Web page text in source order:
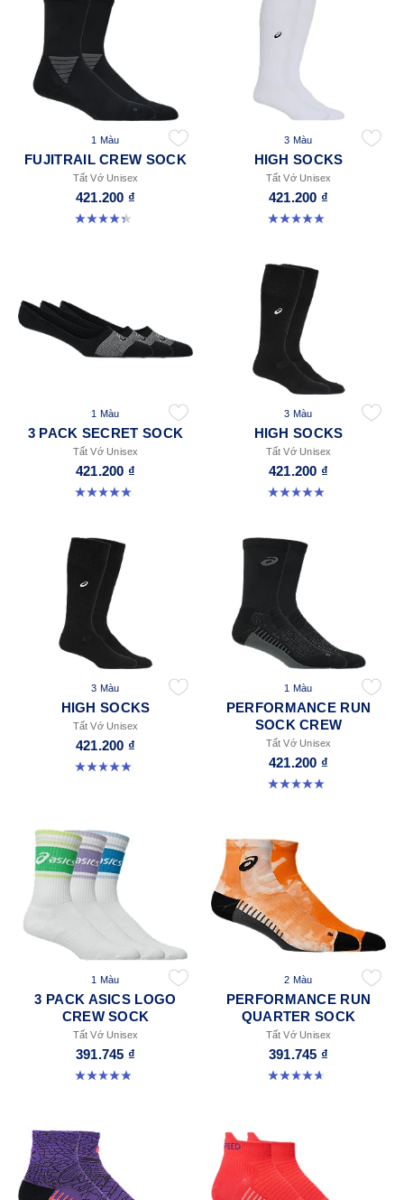
1 Màu
FUJITRAIL CREW SOCK
Tất Vớ Unisex
421.200 ₫
4.3 trong số 5 sao. 12 đánh giá
3 Màu
HIGH SOCKS
Tất Vớ Unisex
421.200 ₫
5.0 trong số 5 sao. 2 đánh giá
1 Màu
3 PACK SECRET SOCK
Tất Vớ Unisex
421.200 ₫
5.0 trong số 5 sao. 2 đánh giá
3 Màu
HIGH SOCKS
Tất Vớ Unisex
421.200 ₫
5.0 trong số 5 sao. 2 đánh giá
3 Màu
HIGH SOCKS
Tất Vớ Unisex
421.200 ₫
5.0 trong số 5 sao. 2 đánh giá
1 Màu
PERFORMANCE RUN
SOCK CREW
Tất Vớ Unisex
421.200 ₫
4.9 trong số 5 sao. 60 đánh giá
1 Màu
3 PACK ASICS LOGO
CREW SOCK
Tất Vớ Unisex
391.745 ₫
4.9 trong số 5 sao. 58 đánh giá
2 Màu
PERFORMANCE RUN
QUARTER SOCK
Tất Vớ Unisex
391.745 ₫
4.6 trong số 5 sao. 57 đánh giá